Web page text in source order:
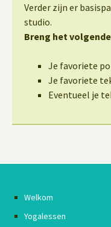
Verder zijn er
studio.
Breng het
Je favoriete
Je favoriete
Eventueel je
Welkom
Yogalessen